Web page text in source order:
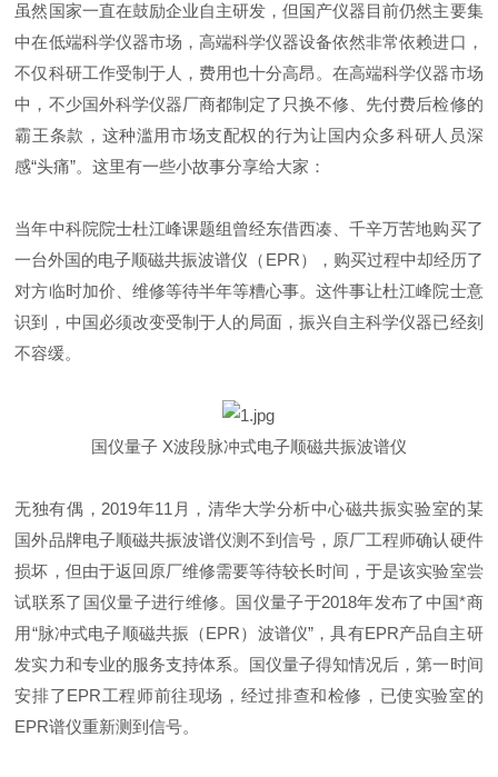
虽然国家一直在鼓励企业自主研发，但国产仪器目前仍然主要集
中在低端科学仪器市场，高端科学仪器设备依然非常依赖进口，
不仅科研工作受制于人，费用也十分高昂。在高端科学仪器市场
中，不少国外科学仪器厂商都制定了只换不修、先付费后检修的
霸王条款，这种滥用市场支配权的行为让国内众多科研人员深
感“头痛”。这里有一些小故事分享给大家：
当年中科院院士杜江峰课题组曾经东借西凑、千辛万苦地购买了
一台外国的电子顺磁共振波谱仪（ EPR），购买过程中却经历了
对方临时加价、维修等待半年等糟心事。这件事让杜江峰院士意
识到，中国必须改变受制于人的局面，振兴自主科学仪器已经刻
不容缓。
国仪量子 X波段脉冲式电子顺磁共振波谱仪
无独有偶，2019年11月，清华大学分析中心磁共振实验室的某
国外品牌电子顺磁共振波谱仪测不到信号，原厂工程师确认硬件
损坏，但由于返回原厂维修需要等待较长时间，于是该实验室尝
试联系了国仪量子进行维修。国仪量子于2018年发布了中国*商
用“脉冲式电子顺磁共振（EPR）波谱仪”，具有EPR产品自主研
发实力和专业的服务支持体系。国仪量子得知情况后，第一时间
安排了EPR工程师前往现场，经过排查和检修，已使实验室的
EPR谱仪重新测到信号。